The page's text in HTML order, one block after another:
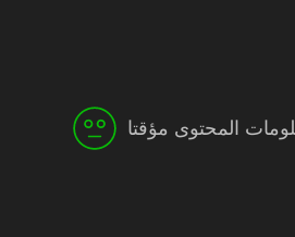
المحتوى مؤقتا